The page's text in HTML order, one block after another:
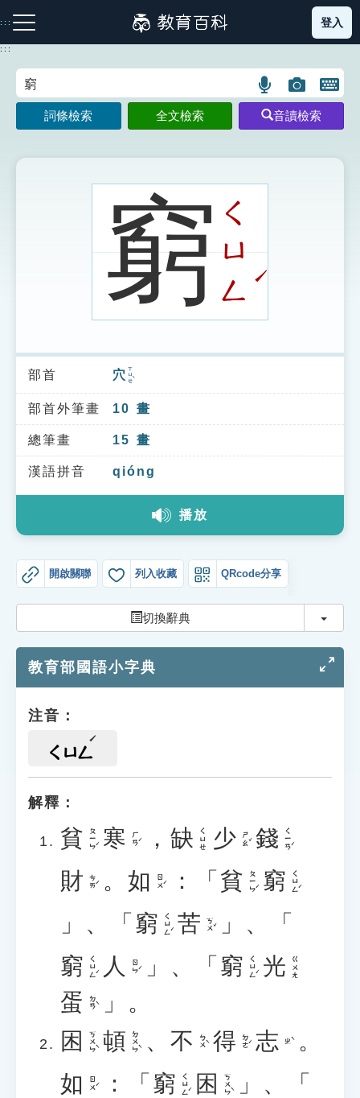
到
主
:::
注音索引圖示 筆畫索引圖示 部首索引表圖示
索引選單
知識索引
單字索引
生命大百科索引
登入
:::
語
言
搜
示
圖
片
搜
開
鍵
圖
詞條檢索 全文檢索 音讀檢索
窮 ㄑ
ㄩ
ㄥ
ˊ
部首 穴 ㄒㄩㄝˋ
部首外筆畫 10 畫
總筆畫 15 畫
漢語拼音 qióng
播放
開啟關聯 列入收藏 QRcode分享
切換辭典 切換
教育部國語小字典
注音：
ㄑㄩㄥ
解釋：
貧 ㄆㄧㄣˊ 寒 ㄏㄢˊ ， 缺 ㄑㄩㄝ 少 ㄕㄠˇ 錢 ㄑㄧㄢˊ
財 ㄘㄞˊ 。 如 ㄖㄨˊ ：「 貧 ㄆㄧㄣˊ 窮 ㄑㄩㄥˊ
」、「 窮 ㄑㄩㄥˊ 苦 ㄎㄨˇ
」、「
窮 ㄑㄩㄥˊ 人 ㄖㄣˊ 」、「 窮 ㄑㄩㄥˊ 光 ㄍㄨㄤ
蛋 ㄉㄢˋ
」。
困 ㄎㄨㄣˋ 頓 ㄉㄨㄣˋ 、 不 ㄅㄨˋ 得 ㄉㄜˊ 志 ㄓˋ
。
如 ㄖㄨˊ ：「 窮 ㄑㄩㄥˊ 困 ㄎㄨㄣˋ
」、「